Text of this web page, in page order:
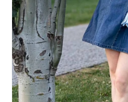
de
la
galería